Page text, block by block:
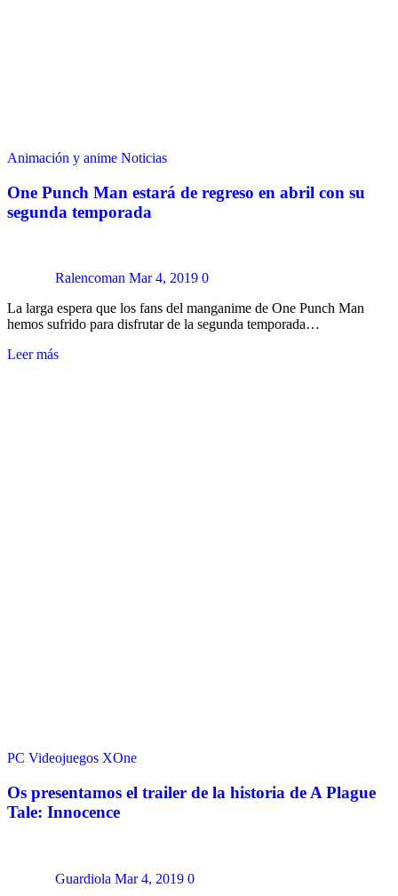
Animación y anime Noticias
One Punch Man estará de regreso en abril con su
segunda temporada
Ralencoman Mar 4, 2019 0
La larga espera que los fans del manganime de One Punch Man
hemos sufrido para disfrutar de la segunda temporada…
Leer más
PC Videojuegos XOne
Os presentamos el trailer de la historia de A Plague
Tale: Innocence
Guardiola Mar 4, 2019 0